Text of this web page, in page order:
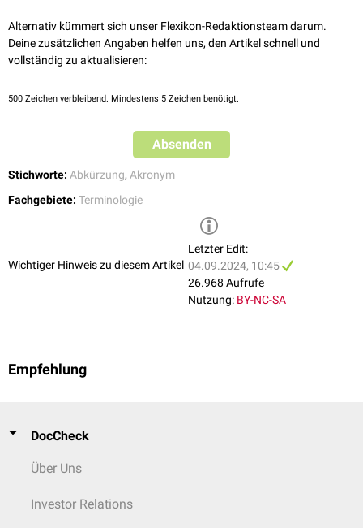
Alternativ kümmert sich unser Flexikon-Redaktionsteam darum.
Deine zusätzlichen Angaben helfen uns, den Artikel schnell und
vollständig zu aktualisieren:
500 Zeichen verbleibend. Mindestens 5 Zeichen benötigt.
Absenden
Stichworte: Abkürzung, Akronym
Fachgebiete: Terminologie
Wichtiger Hinweis zu diesem Artikel
Letzter Edit:
04.09.2024, 10:45
26.968 Aufrufe
Nutzung: BY-NC-SA
Empfehlung
DocCheck
Über Uns
Investor Relations